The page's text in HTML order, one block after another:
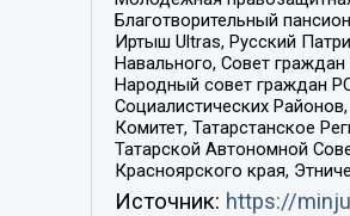
Благотворительный
Иртыш Ultras, Русский
Навального, Совет
Народный совет граждан
Социалистических
Комитет, Татарстанское
Татарской Автономной
Красноярского края,
Источник: https://